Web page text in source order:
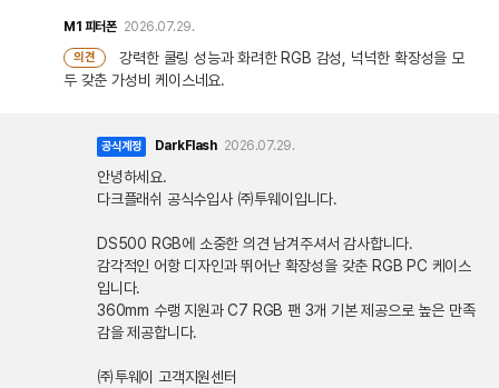
M1 피터폰 2026.07.29.
의견
강력한 쿨링 성능과 화려한 RGB 감성, 넉넉한 확장성을 모
두 갖춘 가성비 케이스네요.
공식계정 DarkFlash 2026.07.29.
안녕하세요.
다크플래쉬 공식수입사 ㈜투웨이입니다.
DS500 RGB에 소중한 의견 남겨주셔서 감사합니다.
감각적인 어항 디자인과 뛰어난 확장성을 갖춘 RGB PC 케이스
입니다.
360mm 수랭 지원과 C7 RGB 팬 3개 기본 제공으로 높은 만족
감을 제공합니다.
㈜투웨이 고객지원센터